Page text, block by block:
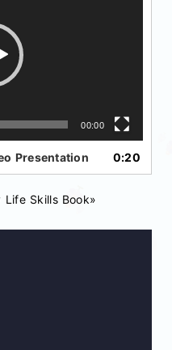
00:00
Presentation 0:20
Life Skills Book»